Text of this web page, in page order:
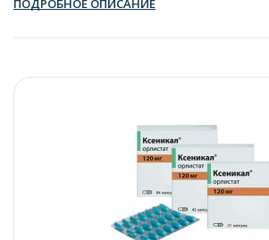
ПОДРОБНОЕ ОПИСАНИЕ